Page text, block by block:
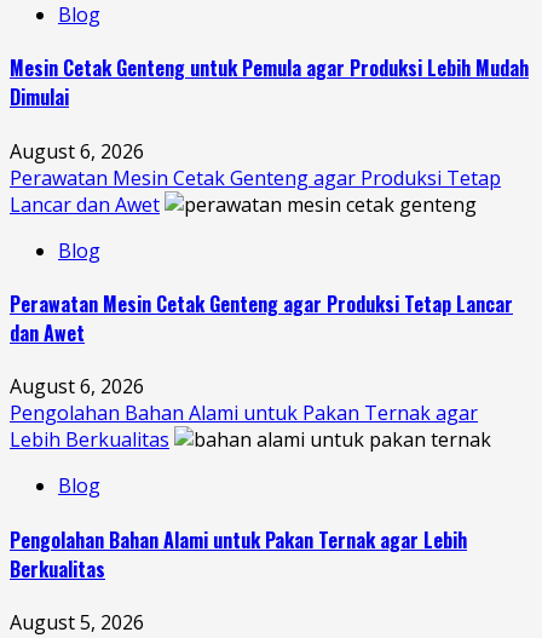
Blog
Mesin Cetak Genteng untuk Pemula agar Produksi Lebih Mudah
Dimulai
August 6, 2026
Perawatan Mesin Cetak Genteng agar Produksi Tetap
Lancar dan Awet
Blog
Perawatan Mesin Cetak Genteng agar Produksi Tetap Lancar
dan Awet
August 6, 2026
Pengolahan Bahan Alami untuk Pakan Ternak agar
Lebih Berkualitas
Blog
Pengolahan Bahan Alami untuk Pakan Ternak agar Lebih
Berkualitas
August 5, 2026